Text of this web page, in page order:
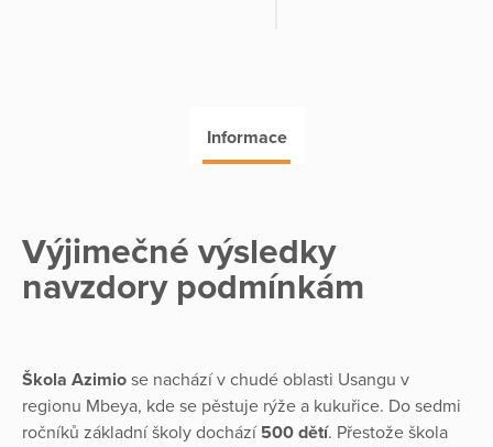
Informace
Výjimečné výsledky
navzdory podmínkám
Škola Azimio se nachází v chudé oblasti Usangu v
regionu Mbeya, kde se pěstuje rýže a kukuřice. Do sedmi
ročníků základní školy dochází500 dětí. Přestože škola